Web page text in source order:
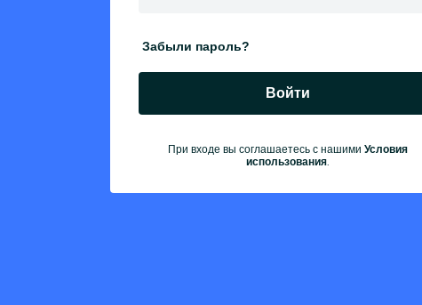
Забыли пароль?
Войти
При входе вы соглашаетесь с нашими Условия
использования.